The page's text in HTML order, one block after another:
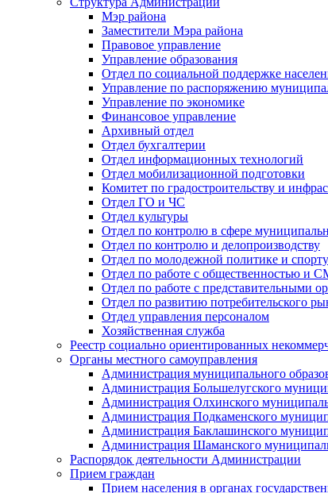
Мэр района
Заместители Мэра района
Правовое управление
Управление образования
Отдел по социальной поддержке
Управление по распоряжению
Управление по экономике
Финансовое управление
Архивный отдел
Отдел бухгалтерии
Отдел информационных технологий
Отдел мобилизационной подготовки
Комитет по градостроительству и
Отдел ГО и ЧС
Отдел культуры
Отдел по контролю в сфере
Отдел по контролю и делопроизводству
Отдел по молодежной политике и спорту
Отдел по работе с общественностью и
Отдел по работе с представительными
Отдел по развитию потребительского
Отдел управления персоналом
Хозяйственная служба
Реестр социально ориентированных
Органы местного самоуправления
Администрация муниципального
Администрация Большелугского
Администрация Олхинского
Администрация Подкаменского
Администрация Баклашинского
Администрация Шаманского
Распорядок деятельности Администрации
Прием граждан
Прием населения в органах